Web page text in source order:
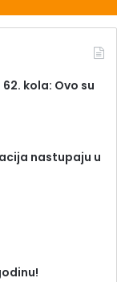
kola: Ovo su
nastupaju u